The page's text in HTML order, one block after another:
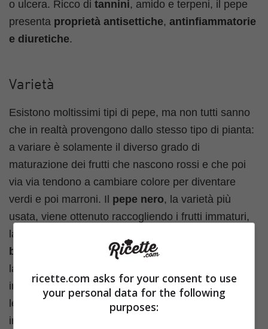
o ulcera. Ricco di tannini, amido e terpeni, il pepe
presenta proprietà antisettiche, antinfiammatorie
e diuretiche.
Varietà
Esistono moltissimi tipi di pepe, ma non tutti sanno
che in realtà provengono dallo stesso tipo di pianta:
a variare è solamente il diverso grado di
maturazione dei frutti che nascono rossi e che poi
via via tendono a cambiare colore per diventare
verdi e poi marroni. Il pepe nero, la varietà più
usata, viene ottenuto raccogliendo i frutti immaturi,
lasciandoli bollire e poi essiccare al sole. Il
bianco
deriva invece dai frutti maturi che vengono
lasciati macerare e che poi vengono decorticati: è
indicato soprattutto per insaporire le patate lesse o
le verdure cotte al vapore. Ilpepe verde
invece dai frutti immaturi che vengono conservati in
ricette.com asks for your consent to use
your personal data for the following
purposes: